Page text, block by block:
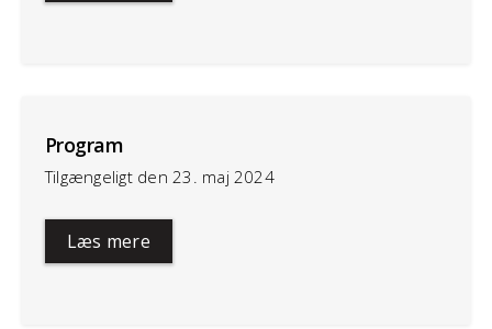
Program
Tilgængeligt den 23. maj 2024
Læs mere